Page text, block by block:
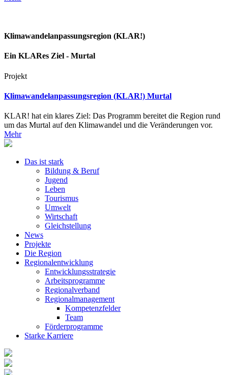
Klimawandelanpassungsregion (KLAR!)
Ein KLARes Ziel - Murtal
Projekt
Klimawandelanpassungsregion (KLAR!) Murtal
KLAR! hat ein klares Ziel: Das Programm bereitet die Region rund
um das Murtal auf den Klimawandel und die Veränderungen vor.
Mehr
Das ist stark
Bildung & Beruf
Jugend
Leben
Tourismus
Umwelt
Wirtschaft
Gleichstellung
News
Projekte
Die Region
Regionalentwicklung
Entwicklungsstrategie
Arbeitsprogramme
Regionalverband
Regionalmanagement
Kompetenzfelder
Team
Förderprogramme
Starke Karriere